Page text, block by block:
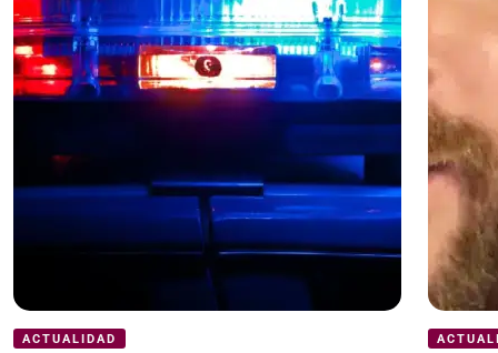
ACTUALIDAD